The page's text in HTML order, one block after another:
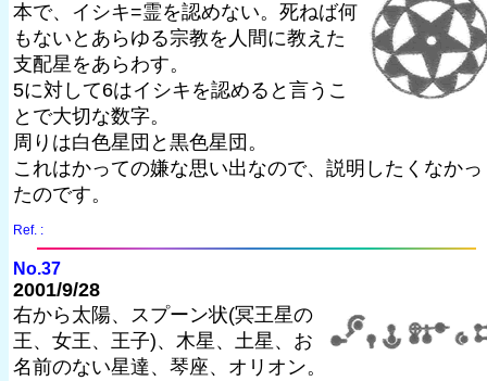
本で、イシキ=霊を認めない。死ねば何
もないとあらゆる宗教を人間に教えた
支配星をあらわす。
5に対して6はイシキを認めると言うこ
とで大切な数字。
周りは白色星団と黒色星団。
これはかっての嫌な思い出なので、説明したくなかっ
たのです。
Ref. :
No.37
2001/9/28
右から太陽、スプーン状(冥王星の
王、女王、王子)、木星、土星、お
名前のない星達、琴座、オリオン。